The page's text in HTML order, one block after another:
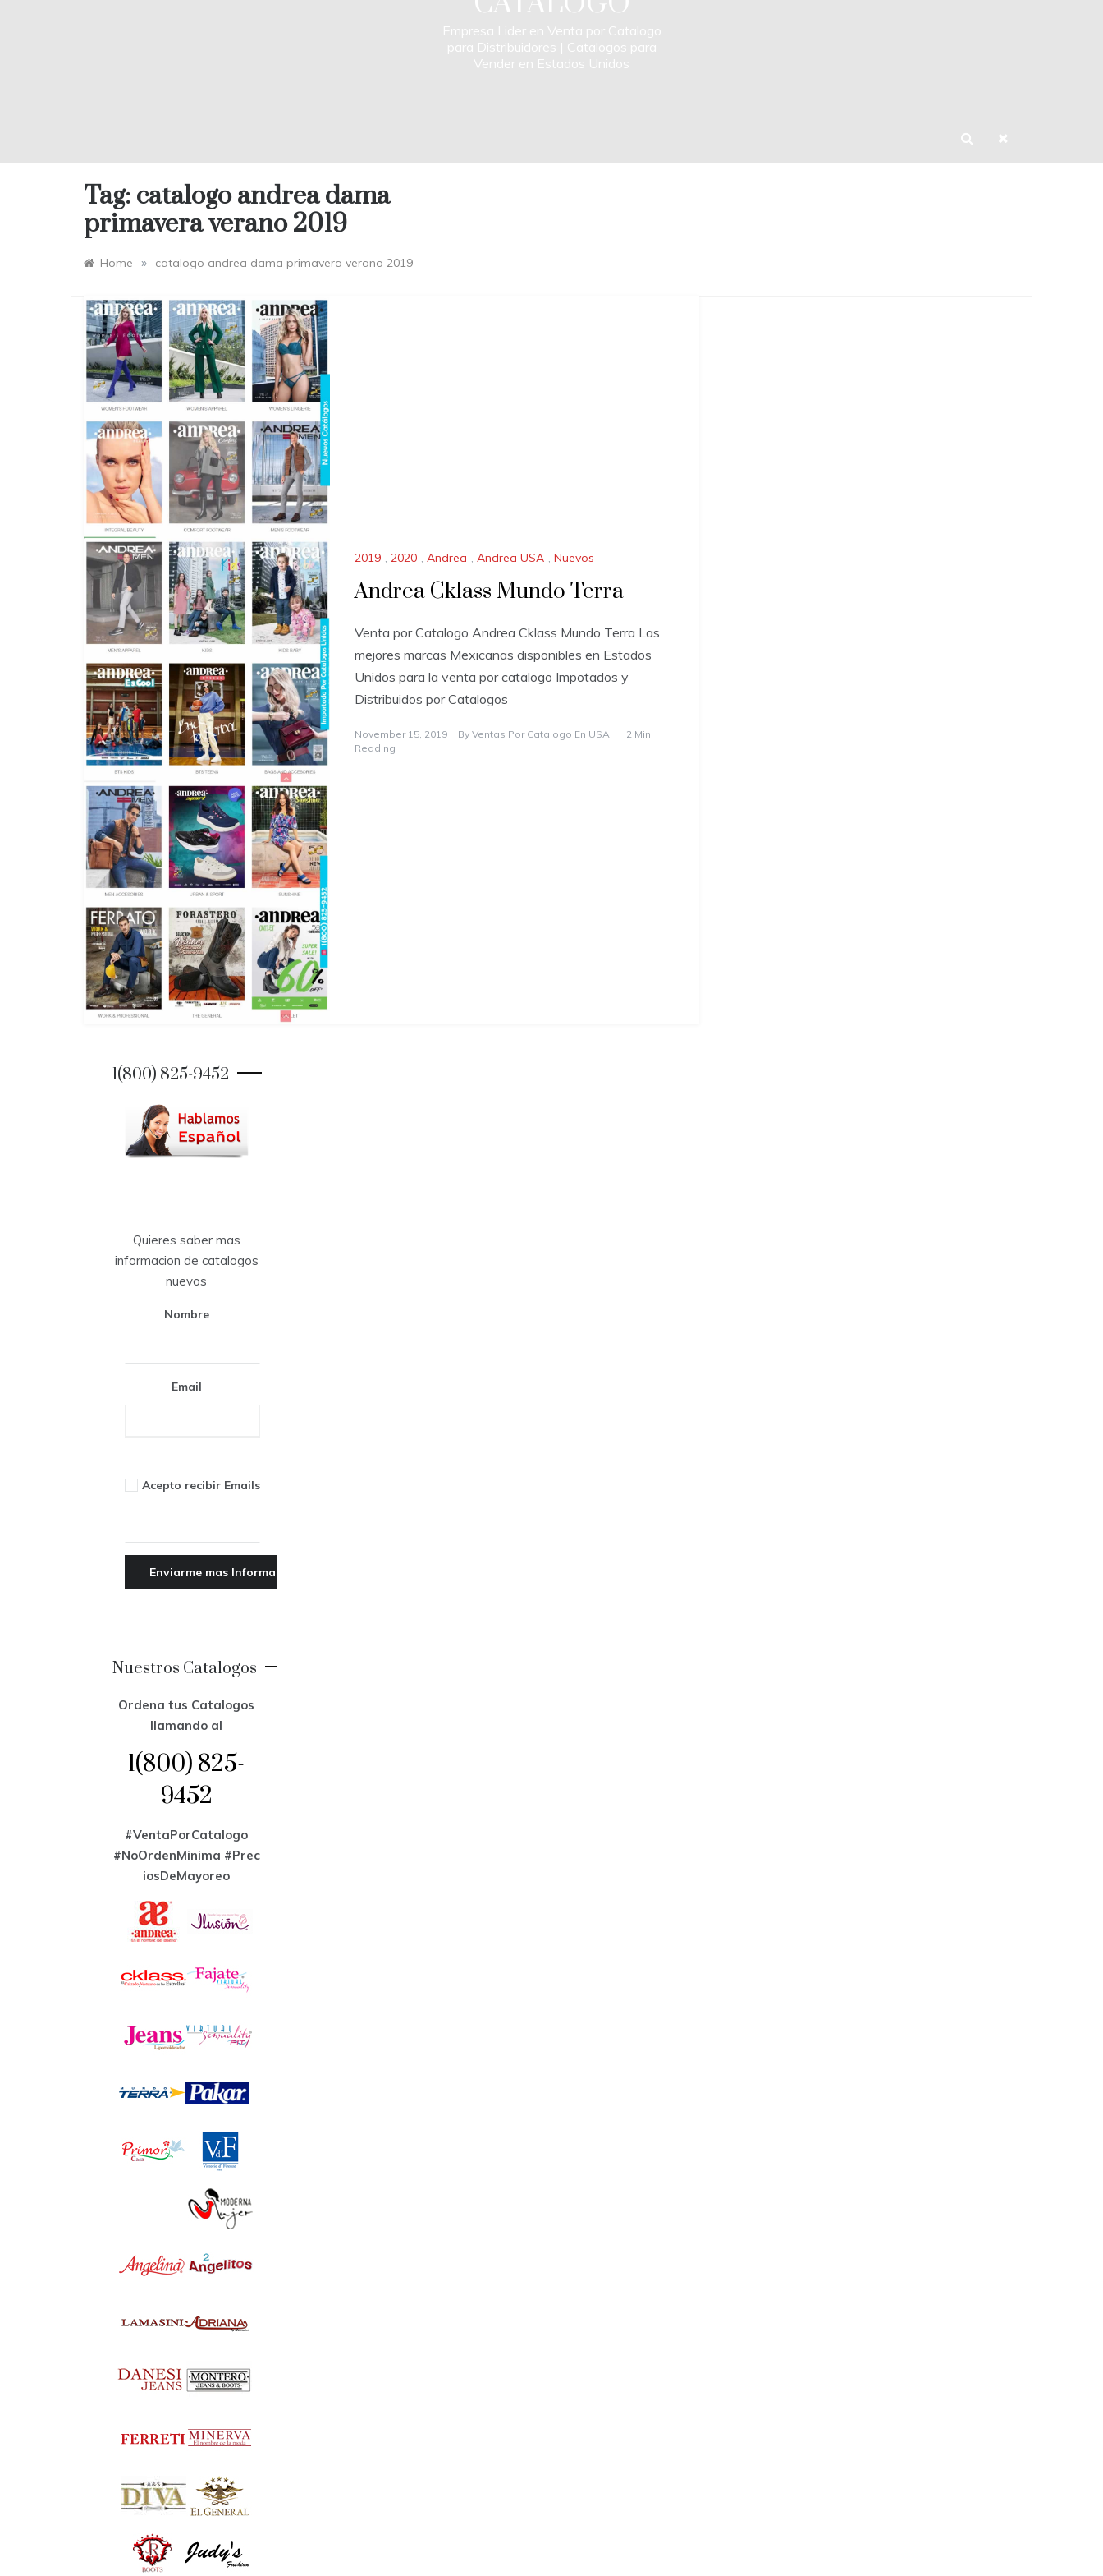
Empresa Lider en Venta por Catalogo
para Distribuidores | Catalogos para
Vender en Estados Unidos
Tag: catalogo andrea dama
primavera verano 2019
Home » catalogo andrea dama primavera verano 2019
2019 , 2020 , Andrea , Andrea USA , Nuevos
Andrea Cklass Mundo Terra
Venta por Catalogo Andrea Cklass Mundo Terra Las
mejores marcas Mexicanas disponibles en Estados
Unidos para la venta por catalogo Impotados y
Distribuidos por Catalogos
November 15, 2019 By Ventas Por Catalogo En USA
2 Min
Reading
1(800) 825-9452
Quieres saber mas
informacion de catalogos
nuevos
Nombre
Email
Acepto recibir Emails
Nuestros Catalogos
Ordena tus Catalogos
llamando al
1(800) 825-
9452
#VentaPorCatalogo
#NoOrdenMinima #Prec
iosDeMayoreo